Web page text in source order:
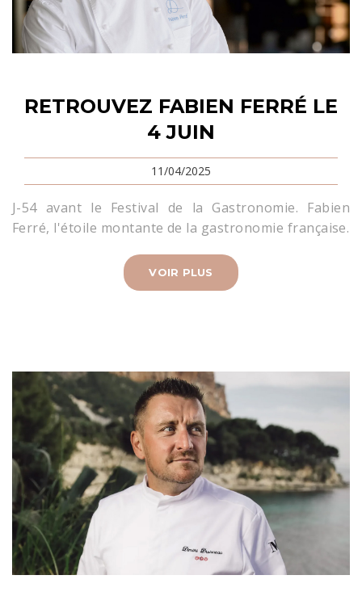
RETROUVEZ FABIEN FERRÉ LE
4 JUIN
11/04/2025
J-54 avant le Festival de la Gastronomie. Fabien
Ferré, l'étoile montante de la gastronomie française.
VOIR PLUS